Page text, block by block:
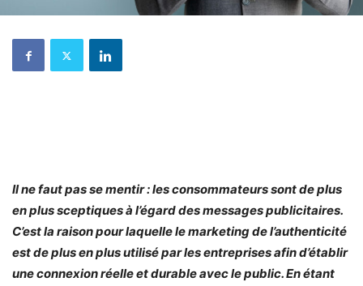
Il ne faut pas se mentir : les consommateurs sont de plus
en plus sceptiques à l’égard des messages publicitaires.
C’est la raison pour laquelle le marketing de l’authenticité
est de plus en plus utilisé par les entreprises afin d’établir
une connexion réelle et durable avec le public. En étant